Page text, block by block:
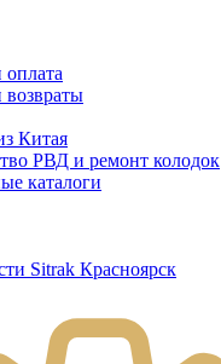
оплата
возвраты
Китая
РВД и ремонт колодок
каталоги
Sitrak Красноярск